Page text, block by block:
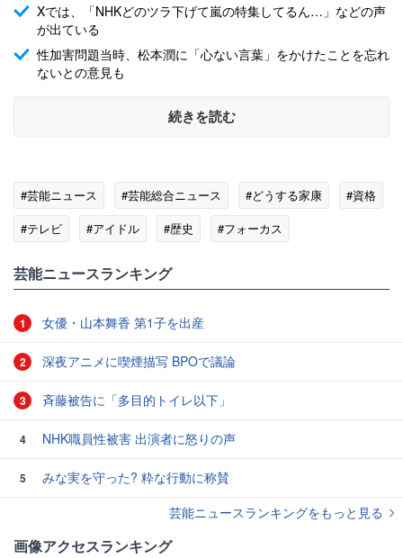
Xでは、「NHKどのツラ下げて嵐の特集してるん…」などの声
が出ている
性加害問題当時、松本潤に「心ない言葉」をかけたことを忘れ
ないとの意見も
続きを読む
#芸能ニュース #芸能総合ニュース #どうする家康
#資格
#テレビ
#アイドル #歴史
#フォーカス
芸能ニュースランキング
1 女優・山本舞香 第1子を出産
2 深夜アニメに喫煙描写 BPOで議論
3 斉藤被告に「多目的トイレ以下」
4 NHK職員性被害 出演者に怒りの声
5
みな実を守った? 粋な行動に称賛
芸能ニュースランキングをもっと見る
画像アクセスランキング